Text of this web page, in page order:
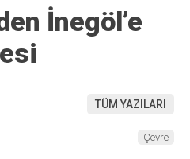
İnegöl’e
TÜM YAZILARI
Çevre